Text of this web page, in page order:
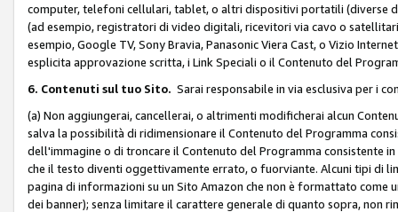
computer, telefoni cellulari, tablet, o altri dispositivi portatili (diverse
(ad esempio, registratori di video digitali, ricevitori via cavo o
esempio, Google TV, Sony Bravia, Panasonic Viera Cast, o Vizio
esplicita approvazione scritta, i Link Speciali o il Contenuto del
6. Contenuti sul tuo Sito. Sarai responsabile in via esclusiva per i
(a) Non aggiungerai, cancellerai, o altrimenti modificherai alcun
salva la possibilità di ridimensionare il Contenuto del Programma
dell'immagine o di troncare il Contenuto del Programma consistente
che il testo diventi oggettivamente errato, o fuorviante. Alcuni tipi di
pagina di informazioni su un Sito Amazon che non è formattato
dei banner); senza limitare il carattere generale di quanto sopra, non